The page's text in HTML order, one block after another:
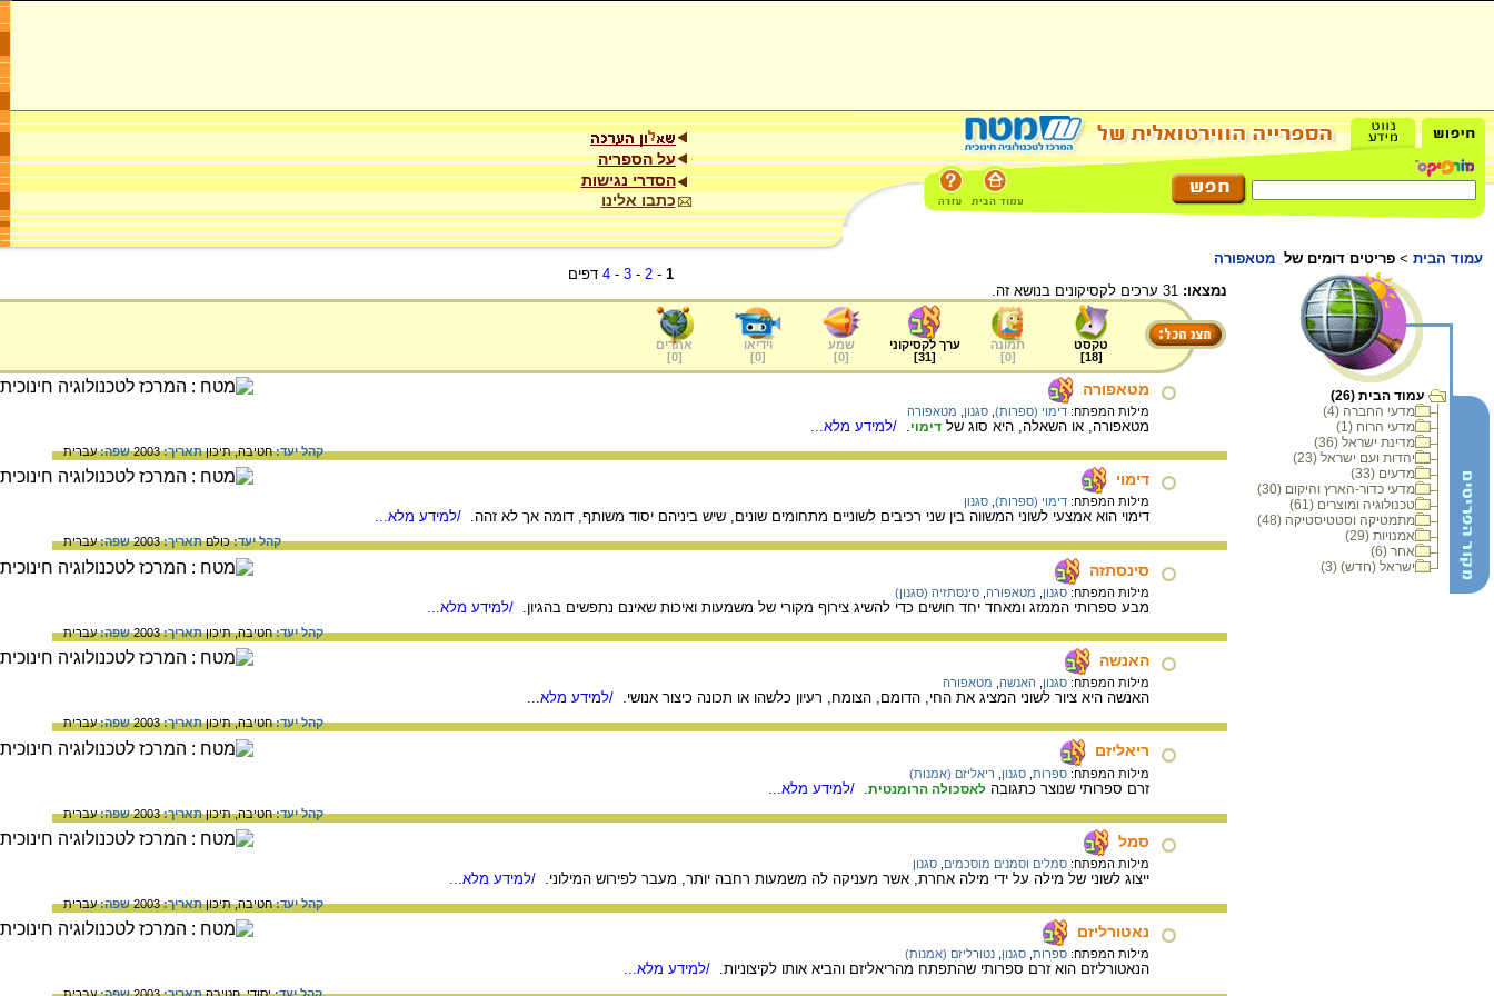
על הספריה
הסדרי נגישות
כתבו אלינו
עמוד הבית > פריטים דומים של מטאפורה
עמוד הבית (26)
מדעי החברה (4)
מדעי הרוח (1)
מדינת ישראל (36)
יהדות ועם ישראל (23)
מדעים (33)
מדעי כדור-הארץ והיקום (30)
טכנולוגיה ומוצרים (61)
מתמטיקה וסטטיסטיקה (48)
אמנויות (29)
אחר (6)
ישראל (חדש) (3)
1
-
2
-
3
-
4 דפים
נמצאו:
טקסט
[
18
]
תמונה
[
0
]
ערך לקסיקוני
[
31
]
שמע
[
0
]
וידיאו
[
0
]
אתרים
[
0
]
מטאפורה
מילות המפתח: דימוי (ספרות) סגנון מטאפורה
מטאפורה, או השאלה, היא סוג של דימוי. /למידע מלא...
קהל יעד:חטיבה,תיכוןתאריך:2003 שפה:עברית
דימוי
מילות המפתח: דימוי (ספרות) סגנון
דימוי הוא אמצעי לשוני המשווה בין שני רכיבים לשוניים מתחומים שונים, שיש ביניהם יסוד משותף, דומה אך לא זהה. /למידע מלא...
קהל יעד:כולםתאריך:2003 שפה:עברית
סינסתזה
מילות המפתח: סגנון מטאפורה סינסתזיה (סגנון)
מבע ספרותי הממזג ומאחד יחד חושים כדי להשיג צירוף מקורי של משמעות ואיכות שאינם נתפשים בהגיון. /למידע מלא...
קהל יעד:חטיבה,תיכוןתאריך:2003 שפה:עברית
האנשה
מילות המפתח: סגנון האנשה מטאפורה
האנשה היא ציור לשוני המציג את החי, הדומם, הצומח, רעיון כלשהו או תכונה כיצור אנושי. /למידע מלא...
קהל יעד:חטיבה,תיכוןתאריך:2003 שפה:עברית
ריאליזם
מילות המפתח: ספרות סגנון ריאליזם (אמנות)
זרם ספרותי שנוצר כתגובה לאסכולה הרומנטית /למידע מלא...
קהל יעד:חטיבה,תיכוןתאריך:2003 שפה:עברית
סמל
מילות המפתח: סמלים וסמנים מוסכמים סגנון
ייצוג לשוני של מילה על ידי מילה אחרת, אשר מעניקה לה משמעות רחבה יותר, מעבר לפירוש המילוני. /למידע מלא...
קהל יעד:חטיבה,תיכוןתאריך:2003 שפה:עברית
נאטורליזם
מילות המפתח: ספרות סגנון נטורליזם (אמנות)
הנאטורליזם הוא זרם ספרותי שהתפתח מהריאליזם והביא אותו לקיצוניות. /למידע מלא...